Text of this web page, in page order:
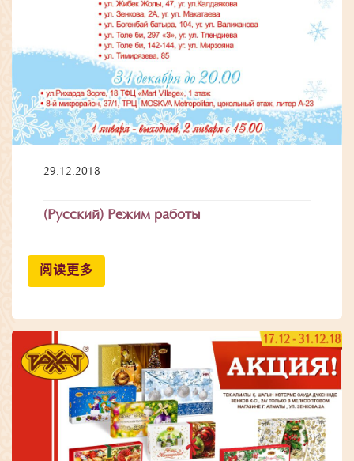
29.12.2018
(Русский) Режим работы
阅读更多